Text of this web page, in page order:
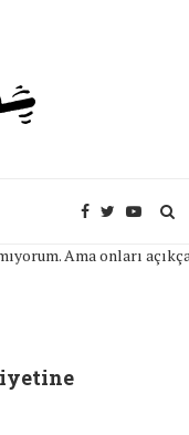
Ama onları açıkça